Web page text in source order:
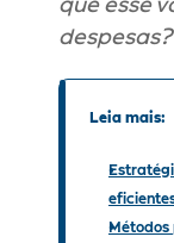
que esse
despesas?
Leia mais:
Métodos